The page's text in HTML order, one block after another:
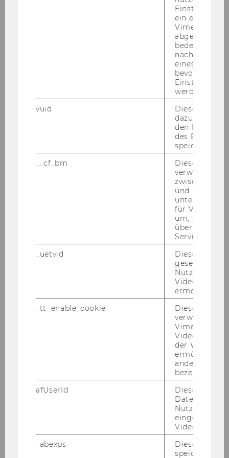
Ressourcen zum Österreichischen NPO-
NPO-Governance Kodex – die rechtliche
Beratungssicht
Schnelleinstieg des NPO-Governance-
Schrittweises Vorgehen einer Wirkungsanalyse
ein
Vimeo-Video
abgespielt
bedeutet,
nächsten
eines Vimeo-
bevorzugten
werden.
vuid
Dieser
dazu
den
des
speichern.
__cf_bm
Dieses
verwendet,
zwischen
und Bots zu
für Vimeo
um, um
über die
Service zu
_uetvid
Dieses
gesetzt, um
Nutzung des
Videoplayers
ermöglichen
_tt_enable_cookie
Dieses
verwendet,
Vimeo-
der WU-
ermöglichen
andere nicht
bezeichnete
afUserId
Dieses
Daten von
Videos
_abexps
Dieses Cookie
speichert